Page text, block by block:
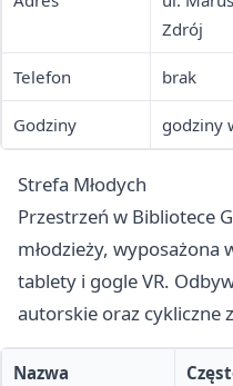
Zdrój
Telefon brak
Godziny godziny
Strefa Młodych
Przestrzeń w Bibliotece
młodzieży, wyposażona
tablety i gogle VR.
autorskie oraz cykliczne
Nazwa